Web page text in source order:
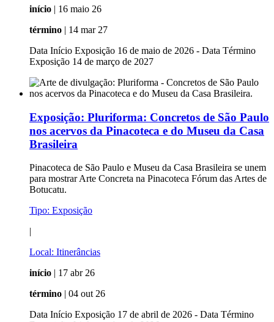
início | 16 maio 26
término | 14 mar 27
Data Início Exposição 16 de maio de 2026 - Data Término
Exposição 14 de março de 2027
Exposição: Pluriforma: Concretos de São Paulo
nos acervos da Pinacoteca e do Museu da Casa
Brasileira
Pinacoteca de São Paulo e Museu da Casa Brasileira se unem
para mostrar Arte Concreta na Pinacoteca Fórum das Artes de
Botucatu.
Tipo: Exposição
|
Local: Itinerâncias
início | 17 abr 26
término | 04 out 26
Data Início Exposição 17 de abril de 2026 - Data Término